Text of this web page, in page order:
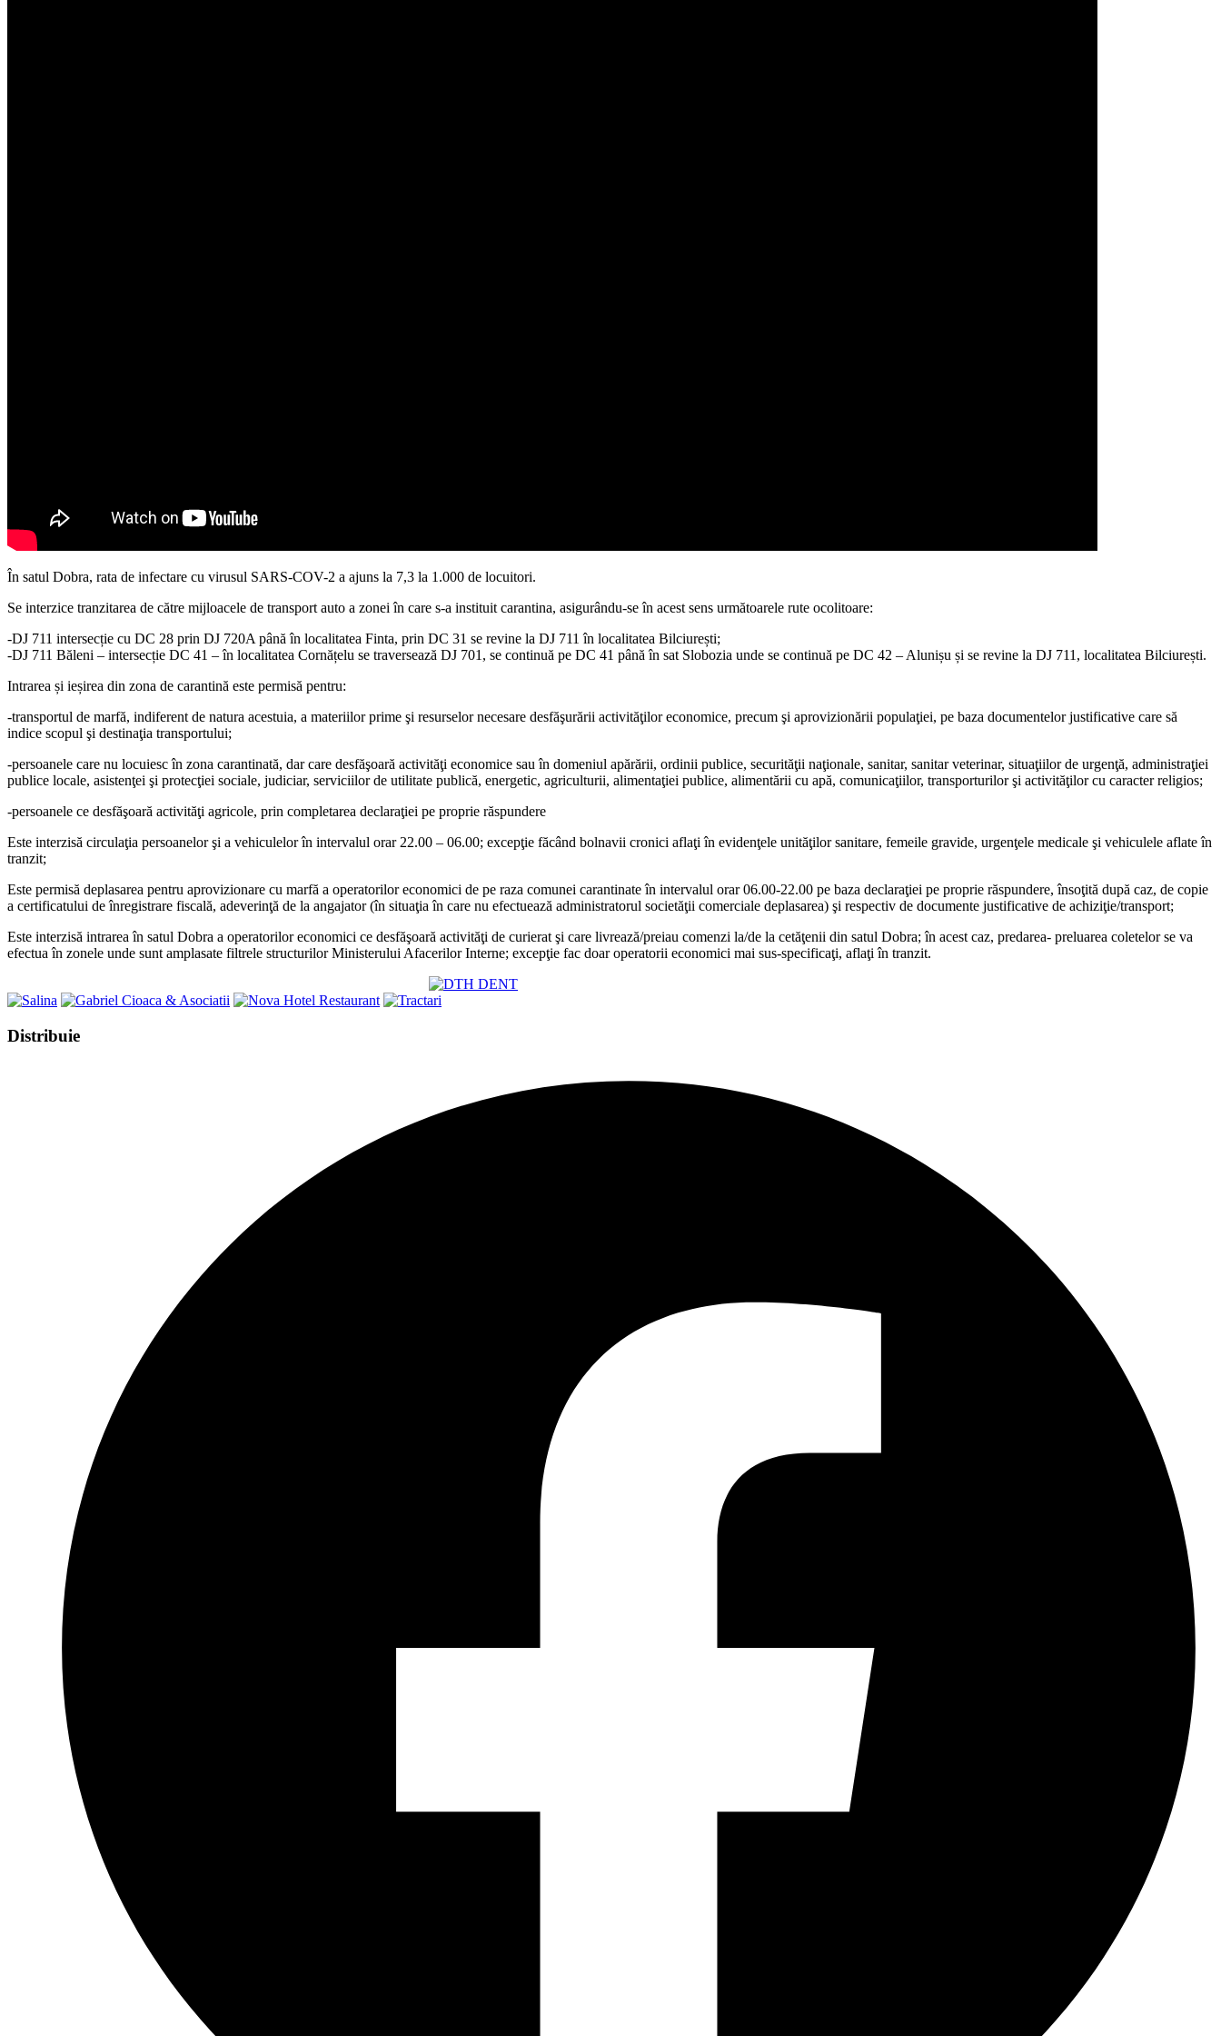
În satul Dobra, rata de infectare cu virusul SARS-COV-2 a ajuns la 7,3 la 1.000 de locuitori.
Se interzice tranzitarea de către mijloacele de transport auto a zonei în care s-a instituit carantina, asigurându-se în acest sens următoarele rute ocolitoare:
-DJ 711 intersecție cu DC 28 prin DJ 720A până în localitatea Finta, prin DC 31 se revine la DJ 711 în localitatea Bilciurești;
-DJ 711 Băleni – intersecție DC 41 – în localitatea Cornățelu se traversează DJ 701, se continuă pe DC 41 până în sat Slobozia unde se continuă pe DC 42 – Alunișu și se revine la DJ 711, localitatea Bilciurești.
Intrarea și ieșirea din zona de carantină este permisă pentru:
-transportul de marfă, indiferent de natura acestuia, a materiilor prime şi resurselor necesare desfăşurării activităţilor economice, precum şi aprovizionării populaţiei, pe baza documentelor justificative care să
indice scopul şi destinaţia transportului;
-persoanele care nu locuiesc în zona carantinată, dar care desfăşoară activităţi economice sau în domeniul apărării, ordinii publice, securităţii naţionale, sanitar, sanitar veterinar, situaţiilor de urgenţă, administraţiei
publice locale, asistenţei şi protecţiei sociale, judiciar, serviciilor de utilitate publică, energetic, agriculturii, alimentaţiei publice, alimentării cu apă, comunicaţiilor, transporturilor şi activităţilor cu caracter religios;
-persoanele ce desfăşoară activităţi agricole, prin completarea declaraţiei pe proprie răspundere
Este interzisă circulaţia persoanelor şi a vehiculelor în intervalul orar 22.00 – 06.00; excepţie făcând bolnavii cronici aflaţi în evidenţele unităţilor sanitare, femeile gravide, urgenţele medicale şi vehiculele aflate în
tranzit;
Este permisă deplasarea pentru aprovizionare cu marfă a operatorilor economici de pe raza comunei carantinate în intervalul orar 06.00-22.00 pe baza declaraţiei pe proprie răspundere, însoţită după caz, de copie
a certificatului de înregistrare fiscală, adeverinţă de la angajator (în situaţia în care nu efectuează administratorul societăţii comerciale deplasarea) şi respectiv de documente justificative de achiziţie/transport;
Este interzisă intrarea în satul Dobra a operatorilor economici ce desfăşoară activităţi de curierat şi care livrează/preiau comenzi la/de la cetăţenii din satul Dobra; în acest caz, predarea- preluarea coletelor se va
efectua în zonele unde sunt amplasate filtrele structurilor Ministerului Afacerilor Interne; excepţie fac doar operatorii economici mai sus-specificaţi, aflaţi în tranzit.
DistribuieShare